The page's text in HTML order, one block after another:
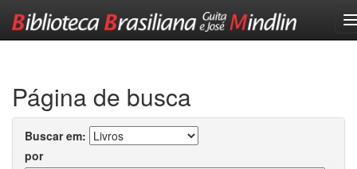
Página de busca
Buscar em:
por